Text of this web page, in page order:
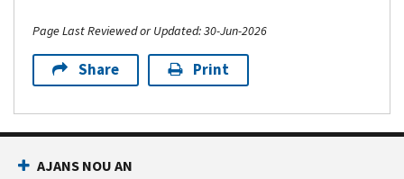
Page Last Reviewed or Updated: 30-Jun-2026
Share Print
AJANS NOU AN